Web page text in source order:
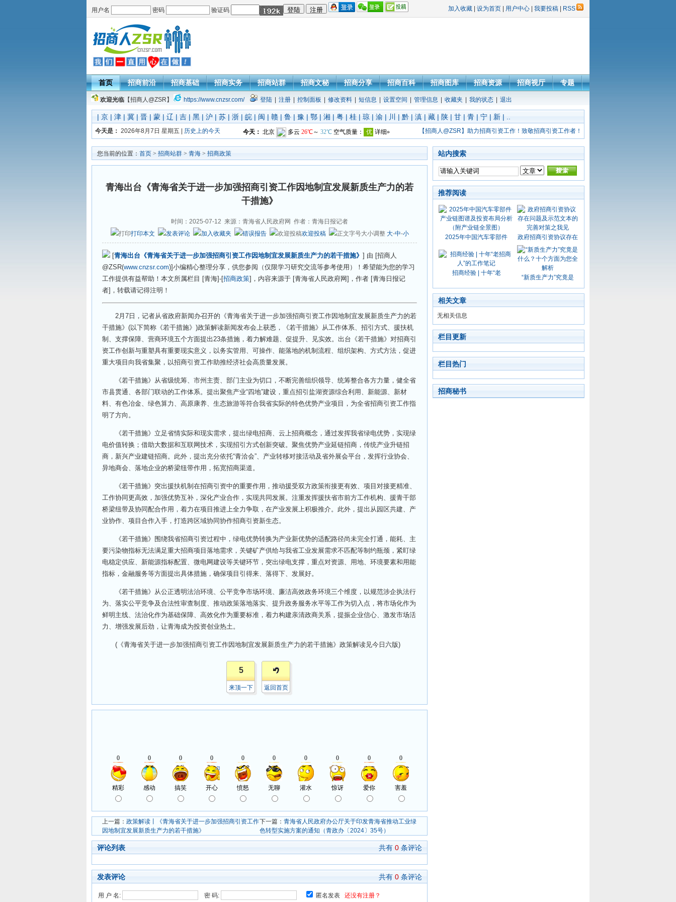
用户名 密码 验证码 加入收藏 设为首页 用户中心 我要投稿 RSS
首页 招商前沿 招商基础 招商实务 招商站群 招商文秘 招商分享 招商百科 招商图库 招商资源 招商视厅 专题
欢迎光临 【招商人@ZSR】 https://www.cnzsr.com/ 登陆 注册 控制面板 修改资料 短信息 设置空间 管理信息 收藏夹 我的状态 退出
| 京 | 津 | 冀 | 晋 | 蒙 | 辽 | 吉 | 黑 | 沪 | 苏 | 浙 | 皖 | 闽 | 赣 | 鲁 | 豫 | 鄂 | 湘 | 粤 | 桂 | 琼 | 渝 | 川 | 黔 | 滇 | 藏 | 陕 | 甘 | 青 | 宁 | 新 |
今天是： 2026年8月7日 星期五 | 历史上的今天 【招商人@ZSR】助力招商引资工作！致敬招商引资工作者！
您当前的位置： 首页 > 招商站群 > 青海 > 招商政策
青海出台《青海省关于进一步加强招商引资工作因地制宜发展新质生产力的若
干措施》
时间：2025-07-12 来源：青海省人民政府网 作者：青海日报记者
打印本文
发表评论 加入收藏夹 错误报告 欢迎投稿 大-中-小
[青海出台《青海省关于进一步加强招商引资工作因地制宜发展新质生产力的若干措施》 ] 由 [招商人
@ZSR(www.cnzsr.com)]小编精心整理分享，供您参阅（仅限学习研究交流等参考使用）！希望能为您的学习
工作提供有益帮助！本文所属栏目 [青海]-[招商政策]，内容来源于 [青海省人民政府网]，作者 [青海日报记
者]，转载请记得注明！
2月7日，记者从省政府新闻办召开的《青海省关于进一步加强招商引资工作因地制宜发展新质生产力的若
干措施》(以下简称《若干措施》)政策解读新闻发布会上获悉，《若干措施》从工作体系、招引方式、援扶机
制、支撑保障、营商环境五个方面提出23条措施，着力解难题、促提升、见实效。出台《若干措施》对招商引
资工作创新与重塑具有重要现实意义，以务实管用、可操作、能落地的机制流程、组织架构、方式方法，促进
重大项目向我省集聚，以招商引资工作助推经济社会高质量发展。
《若干措施》从省级统筹、市州主责、部门主业为切口，不断完善组织领导、统筹整合各方力量，健全省
市县贯通、各部门联动的工作体系。提出聚焦产业“四地”建设，重点招引盐湖资源综合利用、新能源、新材
料、有色冶金、绿色算力、高原康养、生态旅游等符合我省实际的特色优势产业项目，为全省招商引资工作指
明了方向。
《若干措施》立足省情实际和现实需求，提出绿电招商、云上招商概念，通过发挥我省绿电优势，实现绿
电价值转换；借助大数据和互联网技术，实现招引方式创新突破。聚焦优势产业延链招商，传统产业升链招
商，新兴产业建链招商。此外，提出充分依托“青洽会”、产业转移对接活动及省外展会平台，发挥行业协会、
异地商会、落地企业的桥梁纽带作用，拓宽招商渠道。
《若干措施》突出援扶机制在招商引资中的重要作用，推动援受双方政策衔接更有效、项目对接更精准、
工作协同更高效，加强优势互补，深化产业合作，实现共同发展。注重发挥援扶省市前方工作机构、援青干部
桥梁纽带及协同配合作用，着力在项目推进上全力争取，在产业发展上积极推介。此外，提出从园区共建、产
业协作、项目合作入手，打造跨区域协同协作招商引资新生态。
《若干措施》围绕我省招商引资过程中，绿电优势转换为产业新优势的适配路径尚未完全打通，能耗、主
要污染物指标无法满足重大招商项目落地需求，关键矿产供给与我省工业发展需求不匹配等制约瓶颈，紧盯绿
电稳定供应、新能源指标配置、微电网建设等关键环节，突出绿电支撑，重点对资源、用地、环境要素和用能
指标，金融服务等方面提出具体措施，确保项目引得来、落得下、发展好。
《若干措施》从公正透明法治环境、公平竞争市场环境、廉洁高效政务环境三个维度，以规范涉企执法行
为、落实公平竞争及合法性审查制度、推动政策落地落实、提升政务服务水平等工作为切入点，将市场化作为
鲜明主线、法治化作为基础保障、高效化作为重要标准，着力构建亲清政商关系，提振企业信心、激发市场活
力、增强发展后劲，让青海成为投资创业热土。
(《青海省关于进一步加强招商引资工作因地制宜发展新质生产力的若干措施》政策解读见今日六版)
5
来顶一下 返回首页
上一篇： 政策解读丨《青海省关于进一步加强招商引资工作
因地制宜发展新质生产力的若干措施》
下一篇： 青海省人民政府办公厅关于印发青海省推动工业绿
色转型实施方案的通知（青政办〔2024〕35号）
评论列表 共有 0 条评论
发表评论 共有 0 条评论
用 户 名: 密 码: 匿名发表 还没有注册？
站内搜索
推荐阅读
2025年中国汽车零部件 政府招商引资协议存在
招商经验 | 十年“老
“新质生产力”究竟是
相关文章
无相关信息
栏目更新
栏目热门
招商秘书